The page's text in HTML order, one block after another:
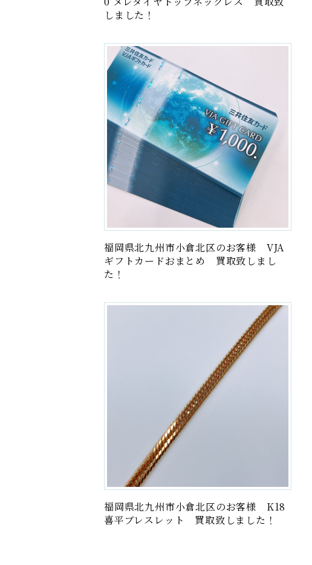
しました！
福岡県北九州市小倉北区のお客様 VJA
ギフトカードおまとめ 買取致しまし
た！
福岡県北九州市小倉北区のお客様 K18
喜平ブレスレット 買取致しました！